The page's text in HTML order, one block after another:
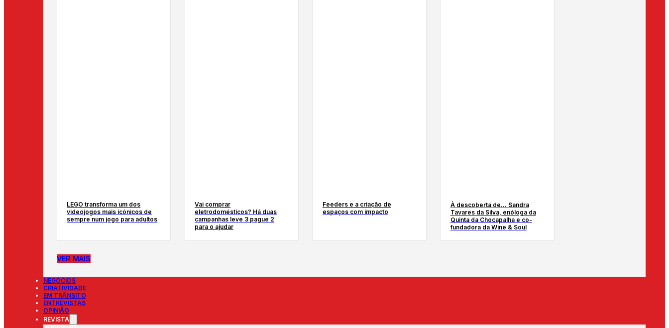
LEGO transforma um dos
videojogos mais icónicos de
sempre num jogo para adultos
Vai comprar
eletrodomésticos? Há duas
campanhas leve 3 pague 2
para o ajudar
Feeders e a criação de
espaços com impacto
À descoberta de… Sandra
Tavares da Silva, enóloga da
Quinta da Chocapalha e co-
fundadora da Wine & Soul
VER MAIS
NEGÓCIOS
CRIATIVIDADE
EM TRÂNSITO
ENTREVISTAS
OPINIÃO
REVISTA